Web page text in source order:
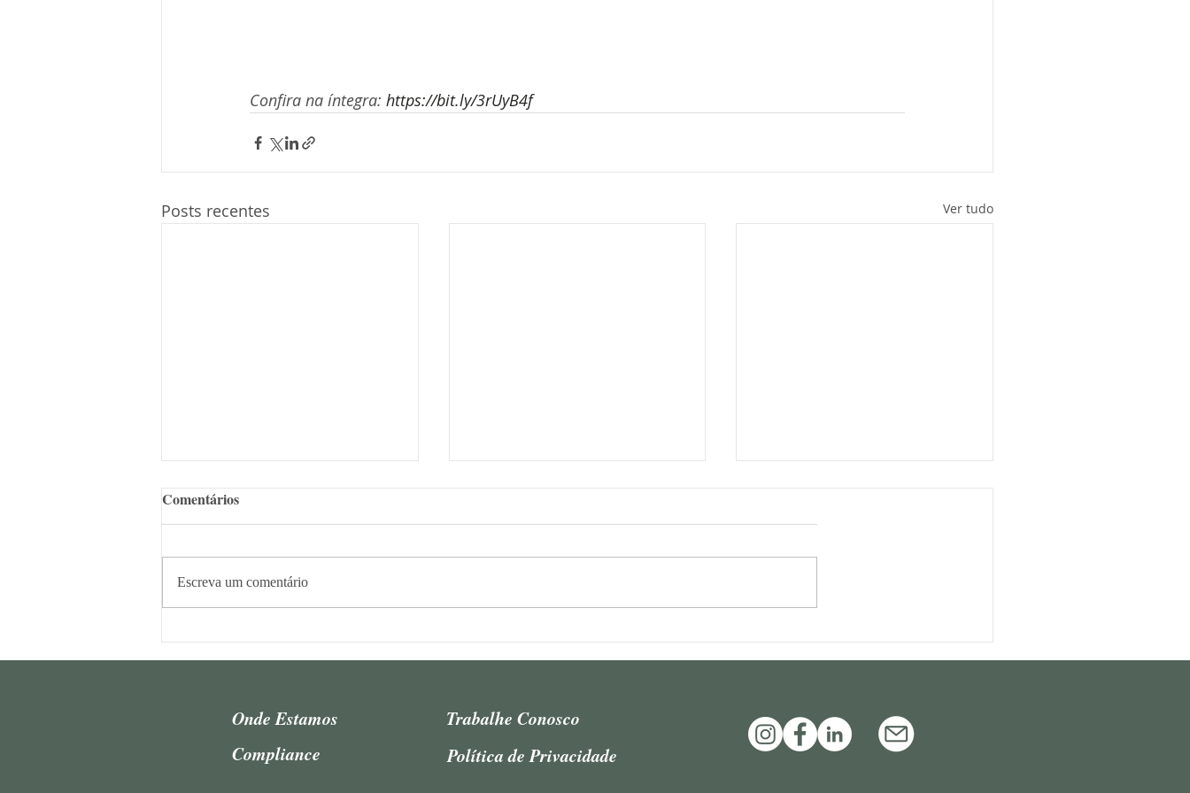
Confira na íntegra: https://bit.ly/3rUyB4f
Posts recentes Ver tudo
Sócios do AAAL participam
de coletânea sobre os 10 anos
"Precedenti nel civil law e nel
common law – Fenomeni
brasiliana", por Teresa
Arruda Alvim
Teresa Arruda Alvim critica
uso de precedentes para
Comentários
Escreva um comentário
Onde Estamos
Compliance
Trabalhe Conosco
Política de Privacidade